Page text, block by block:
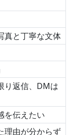
真と丁寧な文体
り返信、DMは
を伝えたい
理由が分からず